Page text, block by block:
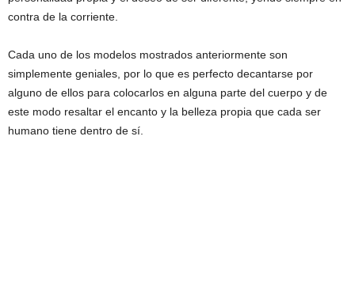
contra de la corriente.
Cada uno de los modelos mostrados anteriormente son
simplemente geniales, por lo que es perfecto decantarse por
alguno de ellos para colocarlos en alguna parte del cuerpo y de
este modo resaltar el encanto y la belleza propia que cada ser
humano tiene dentro de sí.